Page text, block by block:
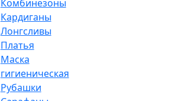
Комбинезоны
Кардиганы
Лонгсливы
Платья
Маска
гигиеническая
Рубашки